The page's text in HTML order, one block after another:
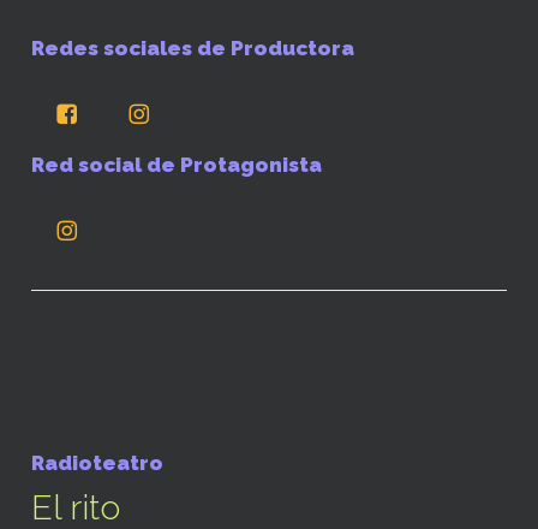
Redes sociales de Productora
Red social de Protagonista
Radioteatro
El rito